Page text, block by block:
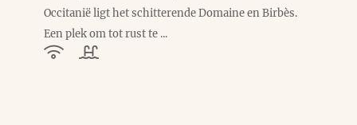
Occitanië ligt het schitterende Domaine en Birbès.
Een plek om tot rust te ...